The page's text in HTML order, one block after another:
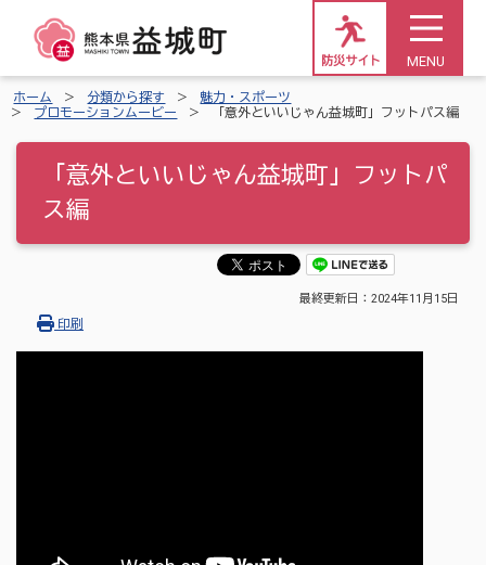
防災サイト MENU
ホーム 分類から探す
魅力・スポーツ
プロモーションムービー
「意外といいじゃん益城町」フットパス編
「意外といいじゃん益城町」フットパ
ス編
最終更新日： 2024年11月15日
印刷